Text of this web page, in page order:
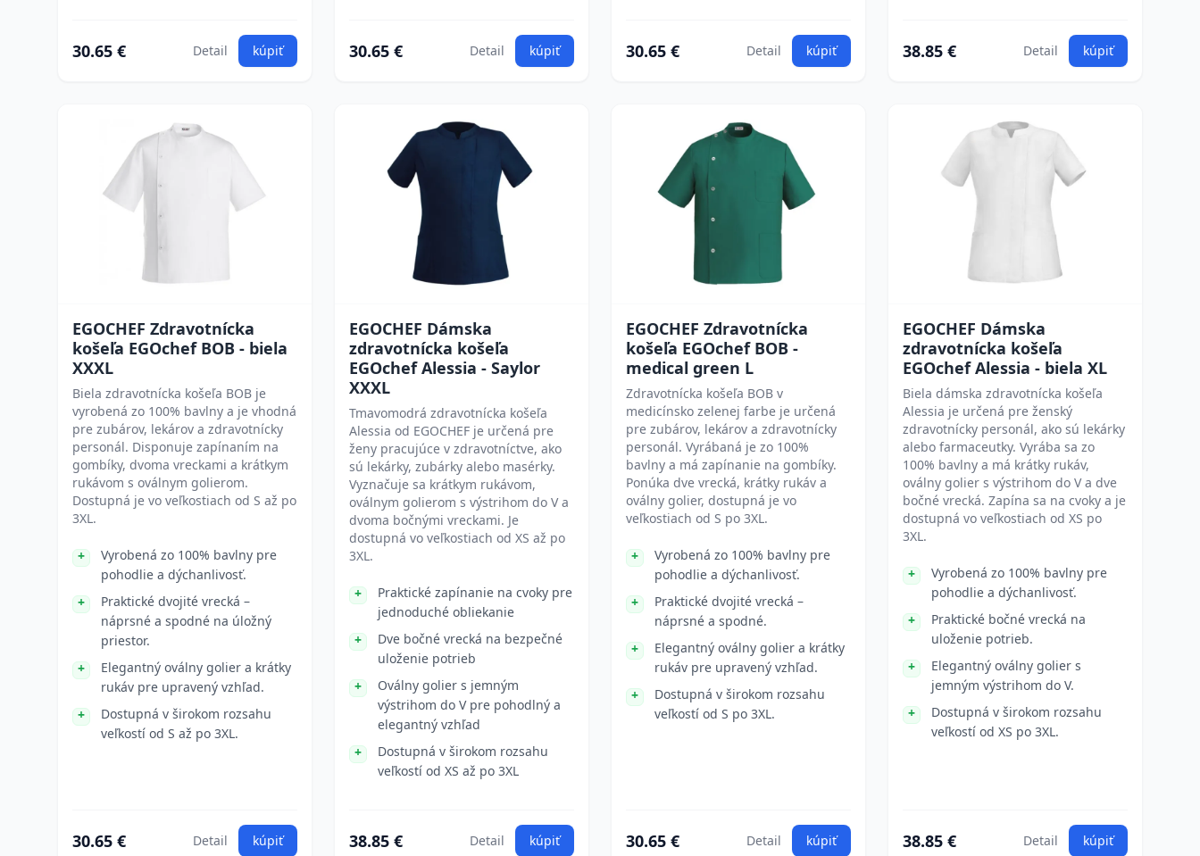
30.65 € Detail kúpiť 30.65 € Detail kúpiť 30.65 € Detail kúpiť 38.85 € Detail kúpiť
EGOCHEF Zdravotnícka
košeľa EGOchef BOB - biela
XXXL
Biela zdravotnícka košeľa BOB je
vyrobená zo 100% bavlny a je vhodná
pre zubárov, lekárov a zdravotnícky
personál. Disponuje zapínaním na
gombíky, dvoma vreckami a krátkym
rukávom s oválnym golierom.
Dostupná je vo veľkostiach od S až po
3XL.
Vyrobená zo 100% bavlny pre
pohodlie a dýchanlivosť.
Praktické dvojité vrecká –
náprsné a spodné na úložný
priestor.
Elegantný oválny golier a krátky
rukáv pre upravený vzhľad.
Dostupná v širokom rozsahu
veľkostí od S až po 3XL.
30.65 € Detail kúpiť
EGOCHEF Dámska
zdravotnícka košeľa
EGOchef Alessia - Saylor
XXXL
Tmavomodrá zdravotnícka košeľa
Alessia od EGOCHEF je určená pre
ženy pracujúce v zdravotníctve, ako
sú lekárky, zubárky alebo masérky.
Vyznačuje sa krátkym rukávom,
oválnym golierom s výstrihom do V a
dvoma bočnými vreckami. Je
dostupná vo veľkostiach od XS až po
3XL.
Praktické zapínanie na cvoky pre
jednoduché obliekanie
Dve bočné vrecká na bezpečné
uloženie potrieb
Oválny golier s jemným
výstrihom do V pre pohodlný a
elegantný vzhľad
Dostupná v širokom rozsahu
veľkostí od XS až po 3XL
38.85 € Detail kúpiť
EGOCHEF Zdravotnícka
košeľa EGOchef BOB -
medical green L
Zdravotnícka košeľa BOB v
medicínsko zelenej farbe je určená
pre zubárov, lekárov a zdravotnícky
personál. Vyrábaná je zo 100%
bavlny a má zapínanie na gombíky.
Ponúka dve vrecká, krátky rukáv a
oválny golier, dostupná je vo
veľkostiach od S po 3XL.
Vyrobená zo 100% bavlny pre
pohodlie a dýchanlivosť.
Praktické dvojité vrecká –
náprsné a spodné.
Elegantný oválny golier a krátky
rukáv pre upravený vzhľad.
Dostupná v širokom rozsahu
veľkostí od S po 3XL.
30.65 € Detail kúpiť
EGOCHEF Dámska
zdravotnícka košeľa
EGOchef Alessia - biela XL
Biela dámska zdravotnícka košeľa
Alessia je určená pre ženský
zdravotnícky personál, ako sú lekárky
alebo farmaceutky. Vyrába sa zo
100% bavlny a má krátky rukáv,
oválny golier s výstrihom do V a dve
bočné vrecká. Zapína sa na cvoky a je
dostupná vo veľkostiach od XS po
3XL.
Vyrobená zo 100% bavlny pre
pohodlie a dýchanlivosť.
Praktické bočné vrecká na
uloženie potrieb.
Elegantný oválny golier s
jemným výstrihom do V.
Dostupná v širokom rozsahu
veľkostí od XS po 3XL.
38.85 € Detail kúpiť